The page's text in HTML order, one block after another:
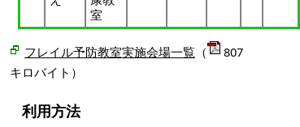
室
フレイル予防教室実施会場一覧 （
807
キロバイト）
利用方法